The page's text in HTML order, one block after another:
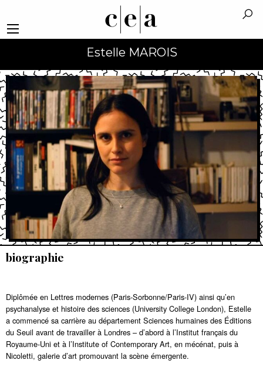
Estelle MAROIS
biographie
Diplômée en Lettres modernes (Paris-Sorbonne/Paris-IV) ainsi qu’en
psychanalyse et histoire des sciences (University College London), Estelle
a commencé sa carrière au département Sciences humaines des Éditions
du Seuil avant de travailler à Londres – d’abord à l’Institut français du
Royaume-Uni et à l’Institute of Contemporary Art, en mécénat, puis à
Nicoletti, galerie d’art promouvant la scène émergente.